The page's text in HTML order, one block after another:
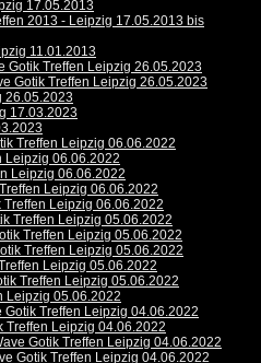
17.05.2013
2013 - Leipzig 17.05.2013 bis
11.01.2013
Gotik Treffen Leipzig 26.05.2023
Gotik Treffen Leipzig 26.05.2023
26.05.2023
17.03.2023
Treffen Leipzig 06.06.2022
Leipzig 06.06.2022
Leipzig 06.06.2022
Leipzig 06.06.2022
Treffen Leipzig 06.06.2022
Treffen Leipzig 05.06.2022
Treffen Leipzig 05.06.2022
Treffen Leipzig 05.06.2022
Leipzig 05.06.2022
Treffen Leipzig 05.06.2022
Leipzig 05.06.2022
Gotik Treffen Leipzig 04.06.2022
Treffen Leipzig 04.06.2022
Gotik Treffen Leipzig 04.06.2022
Gotik Treffen Leipzig 04.06.2022